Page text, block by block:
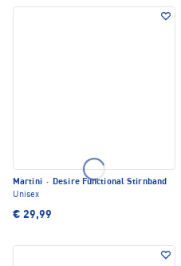
Martini · Desire Functional Stirnband
Unisex
€ 29,99